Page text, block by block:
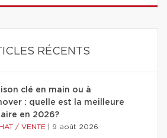
RÉCENTS
clé en main ou à
: quelle est la meilleure
en 2026?
/ VENTE 9 août 2026